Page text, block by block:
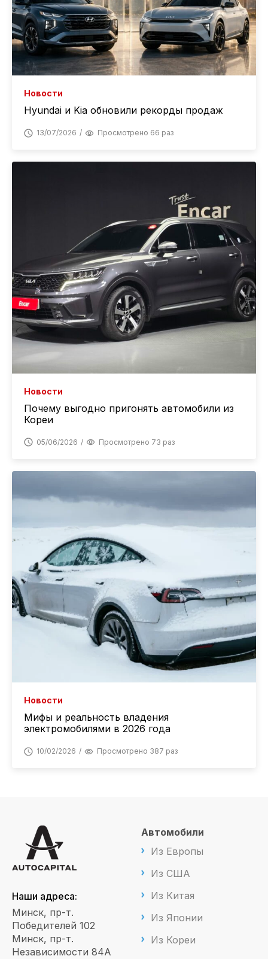
Новости
Hyundai и Kia обновили рекорды продаж
13/07/2026 Просмотрено 66 раз
Новости
Почему выгодно пригонять автомобили из
Кореи
05/06/2026 Просмотрено 73 раз
Новости
Мифы и реальность владения
электромобилями в 2026 года
10/02/2026 Просмотрено 387 раз
Наши адреса:
Минск, пр-т.
Победителей 102
Минск, пр-т.
Независимости 84А
Автомобили
Из Европы
Из США
Из Китая
Из Японии
Из Кореи